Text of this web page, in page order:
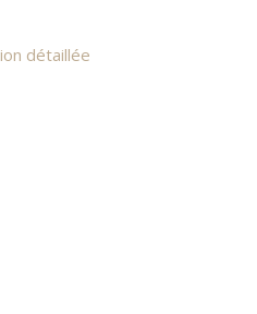
détaillée